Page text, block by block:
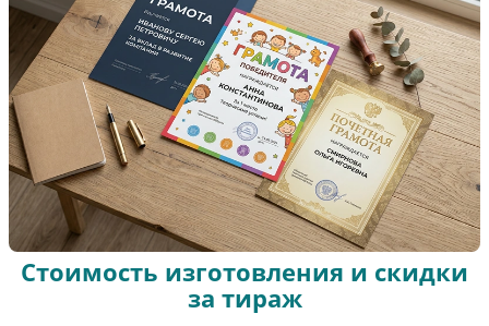
Стоимость изготовления и скидки
за тираж